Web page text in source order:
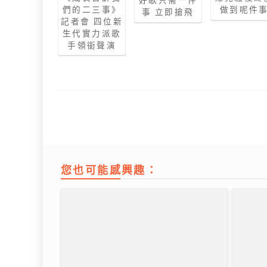
們的二三事》
記者會 四位新
生代實力派歌
手領銜聲演
事 立即搶飛
做到呢件
您也可能感興趣：